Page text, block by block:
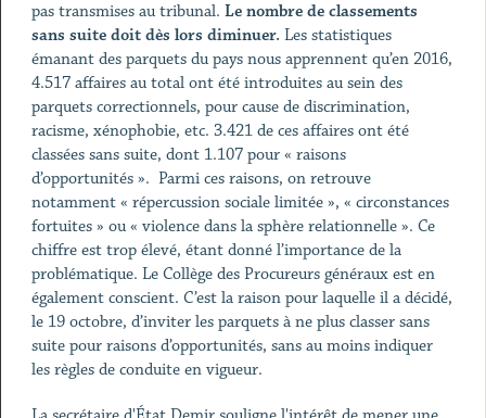
pas transmises au tribunal. Le nombre de classements
sans suite doit dès lors diminuer. Les statistiques
émanant des parquets du pays nous apprennent qu’en 2016,
4.517 affaires au total ont été introduites au sein des
parquets correctionnels, pour cause de discrimination,
racisme, xénophobie, etc. 3.421 de ces affaires ont été
classées sans suite, dont 1.107 pour « raisons
d’opportunités ». Parmi ces raisons, on retrouve
notamment « répercussion sociale limitée », « circonstances
fortuites » ou « violence dans la sphère relationnelle ». Ce
chiffre est trop élevé, étant donné l’importance de la
problématique. Le Collège des Procureurs généraux est en
également conscient. C’est la raison pour laquelle il a décidé,
le 19 octobre, d’inviter les parquets à ne plus classer sans
suite pour raisons d’opportunités, sans au moins indiquer
les règles de conduite en vigueur.